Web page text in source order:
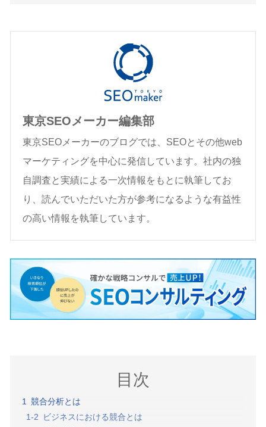
東京SEOメーカー編集部
東京SEOメーカーのブログでは、SEOとその他web
マーケティングを中心に発信しています。社内の独
自調査と実績による一次情報をもとに執筆してお
り、読んでいただいた方が参考になるような有益性
の高い情報を執筆しています。
目次
競合分析とは
ビジネスにおける競合とは